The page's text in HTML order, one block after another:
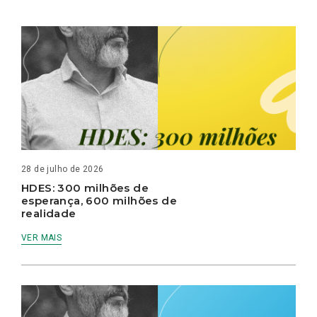
28 de julho de 2026
HDES: 300 milhões de
esperança, 600 milhões de
realidade
VER MAIS